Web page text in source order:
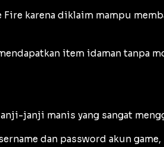
karena diklaim mampu
item idaman tanpa
janji manis yang sangat
dan password akun